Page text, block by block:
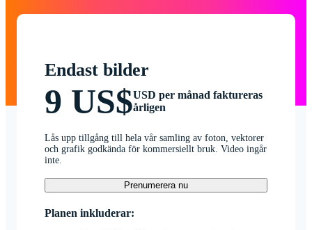
Endast bilder
9 US$USD per månad faktureras
årligen
Lås upp tillgång till hela vår samling av foton, vektorer
och grafik godkända för kommersiellt bruk. Video ingår
inte.
Prenumerera nu
Planen inkluderar: